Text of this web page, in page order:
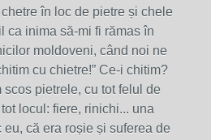
în loc de pietre și chele
ca inima să-mi fi rămas în
moldoveni, când noi ne
cu chietre!” Ce-i chitim?
scos pietrele, cu tot felul de
locul: fiere, rinichi... una
că era roșie și suferea de